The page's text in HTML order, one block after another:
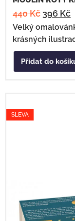
440Kč 396 Kč
Velký
krásných
Přidat do
SLEVA